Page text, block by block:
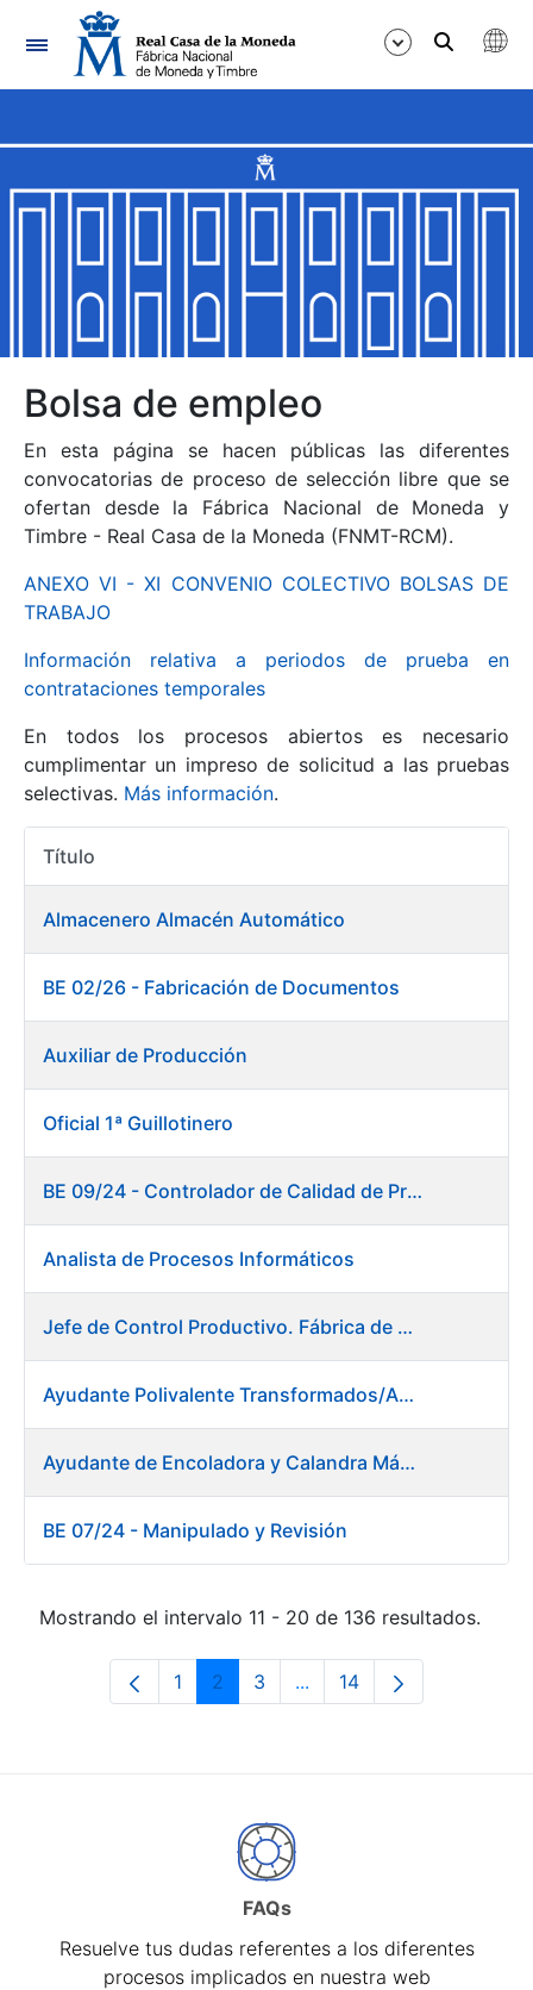
Navegación
Mostrar/Ocultar
Mostrar/Ocultar
Mostrar/Ocultar
Mostrar/Ocultar
Mostrar/Ocultar
Mostrar/Ocultar
Mostrar/Ocultar
Bolsa de empleo
En esta página se hacen públicas las diferentes
convocatorias de proceso de selección libre que se
ofertan desde la Fábrica Nacional de Moneda y
Timbre - Real Casa de la Moneda (FNMT-RCM).
ANEXO VI - XI CONVENIO COLECTIVO BOLSAS DE
TRABAJO
Información relativa a periodos de prueba en
contrataciones temporales
En todos los procesos abiertos es necesario
cumplimentar un impreso de solicitud a las pruebas
selectivas. Más información.
Título
Almacenero Almacén Automático
BE 02/26 - Fabricación de Documentos
Auxiliar de Producción
Oficial 1ª Guillotinero
BE 09/24 - Controlador de Calidad de Preimpresión
Analista de Procesos Informáticos
Jefe de Control Productivo. Fábrica de Papel
Ayudante Polivalente Transformados/Acabados. Fábrica de Papel.
Ayudante de Encoladora y Calandra Máquina de Papel. Fábrica de Papel
BE 07/24 - Manipulado y Revisión
Mostrando el intervalo 11 - 20 de 136 resultados.
Página
1 Página
2 Página
3 ...Páginas intermedias Use
Página
14
FAQs
Resuelve tus dudas referentes a los diferentes
procesos implicados en nuestra web